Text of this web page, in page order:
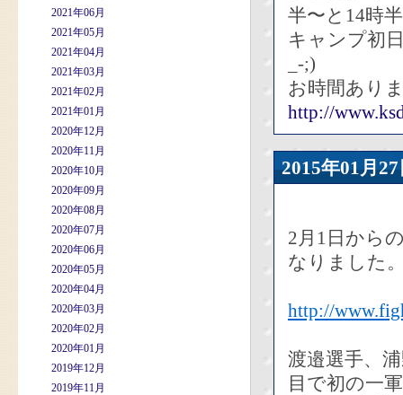
2021年06月
2021年05月
2021年04月
2021年03月
2021年02月
2021年01月
2020年12月
2020年11月
2020年10月
2020年09月
2020年08月
2020年07月
2020年06月
2020年05月
2020年04月
2020年03月
2020年02月
2020年01月
2019年12月
2019年11月
半〜と14時
キャンプ初
_-;)
お時間あり
http://
2015年01
2月1日から
なりました
http://
渡邉選手、
目で初の一